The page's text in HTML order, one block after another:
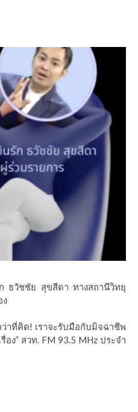
ธวัชชัย สุขสีดา ทางสถานีวิทยุ
ง
าที่คิด! เราจะรับมือกับมิจฉาชีพ
ง” สวท. FM 93.5 MHz ประจำ